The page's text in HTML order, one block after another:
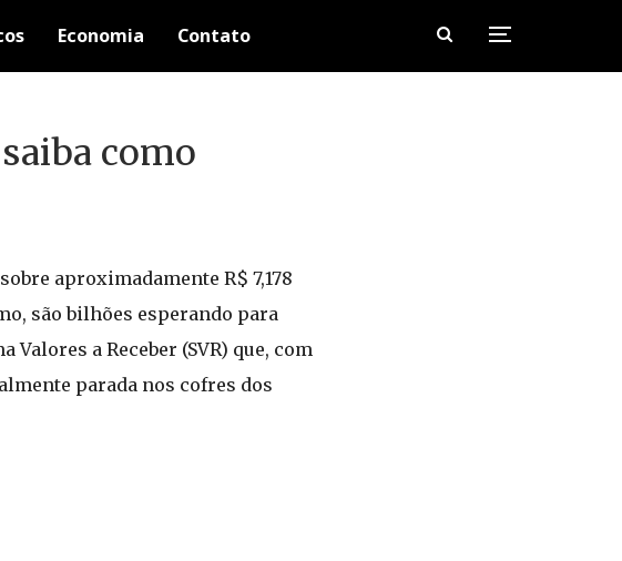
Economia Contato
como
aproximadamente R$ 7,178
são bilhões esperando para
a Receber (SVR) que, com
parada nos cofres dos